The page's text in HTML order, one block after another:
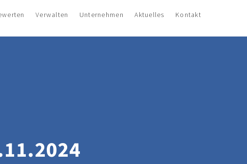
Verwalten Unternehmen Aktuelles Kontakt